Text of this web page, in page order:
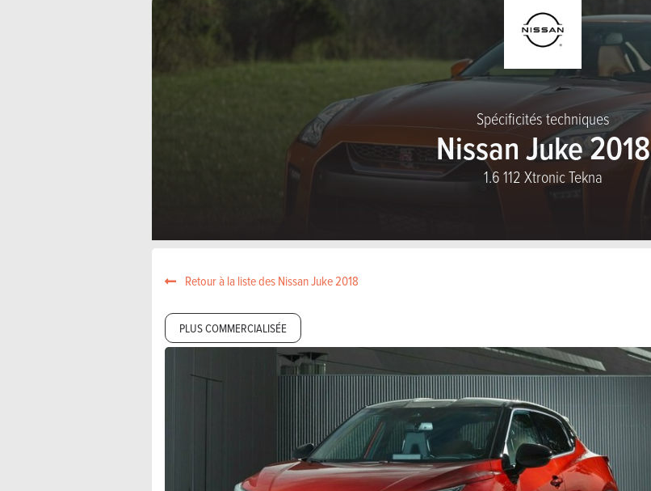
Spécificités techniques
Nissan Juke 2018
1.6 112 Xtronic Tekna
Retour à la liste des Nissan Juke 2018
PLUS COMMERCIALISÉE